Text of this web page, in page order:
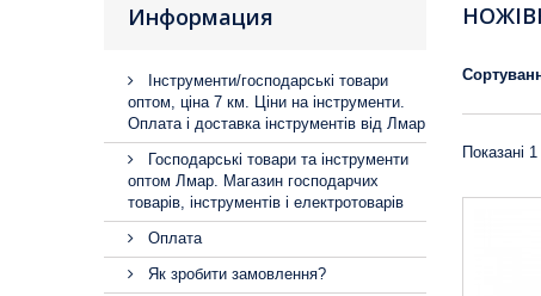
Информация
Інструменти/господарські товари
оптом, ціна 7 км. Ціни на інструменти.
Оплата і доставка інструментів від Лмар
Господарські товари та інструменти
оптом Лмар. Магазин господарчих
товарів, інструментів і електротоварів
Оплата
Як зробити замовлення?
Показані